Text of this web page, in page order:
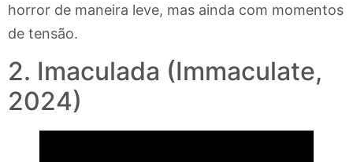
horror de maneira leve, mas ainda com momentos
de tensão.
2. Imaculada (Immaculate,
2024)